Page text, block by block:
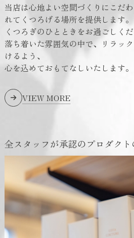
当店は心地よい空間づくりにこだ
れてくつろげる場所を提供します。
くつろぎのひとときをお過ごしくだ
落ち着いた雰囲気の中で、リラッ
けるよう、
心を込めておもてなしいたします。
VIEW MORE
全スタッフが承認のプロダクト